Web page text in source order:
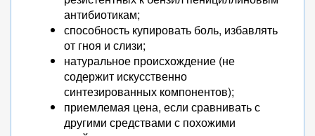
антибиотикам;
способность купировать боль, избавлять
от гноя и слизи;
натуральное происхождение (не
содержит искусственно
синтезированных компонентов);
приемлемая цена, если сравнивать с
другими средствами с похожими